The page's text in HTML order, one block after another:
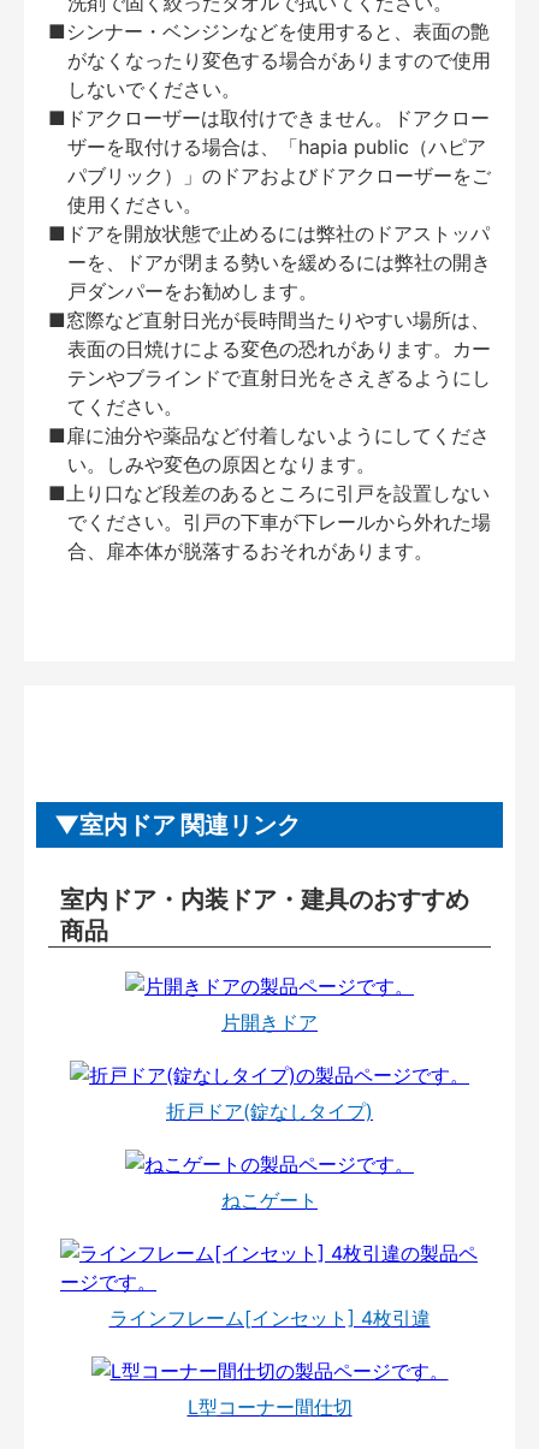
■シンナー・ベンジンなどを使用すると、表面の艶
がなくなったり変色する場合がありますので使用
しないでください。
■ドアクローザーは取付けできません。ドアクロー
ザーを取付ける場合は、「hapia public（ハピア
パブリック）」のドアおよびドアクローザーをご
使用ください。
■ドアを開放状態で止めるには弊社のドアストッパ
ーを、ドアが閉まる勢いを緩めるには弊社の開き
戸ダンパーをお勧めします。
■窓際など直射日光が長時間当たりやすい場所は、
表面の日焼けによる変色の恐れがあります。カー
テンやブラインドで直射日光をさえぎるようにし
てください。
■扉に油分や薬品など付着しないようにしてくださ
い。しみや変色の原因となります。
■上り口など段差のあるところに引戸を設置しない
でください。引戸の下車が下レールから外れた場
合、扉本体が脱落するおそれがあります。
室内ドア 関連リンク
室内ドア・内装ドア・建具のおすすめ
商品
片開きドア
折戸ドア(錠なしタイプ)
ねこゲート
ラインフレーム[インセット] 4枚引違
L型コーナー間仕切